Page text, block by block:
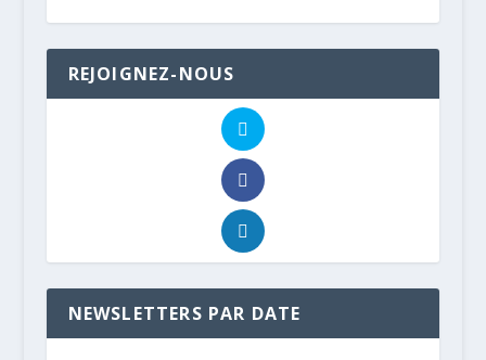
REJOIGNEZ-NOUS
NEWSLETTERS PAR DATE